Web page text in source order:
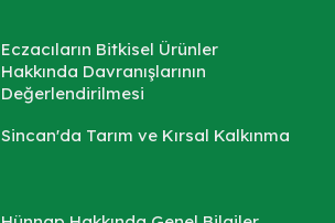
Eczacıların Bitkisel Ürünler
Hakkında Davranışlarının
Değerlendirilmesi
Sincan'da Tarım ve Kırsal Kalkınma